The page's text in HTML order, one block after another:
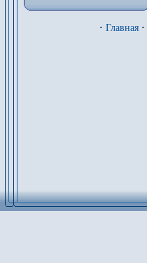
· Главная ·